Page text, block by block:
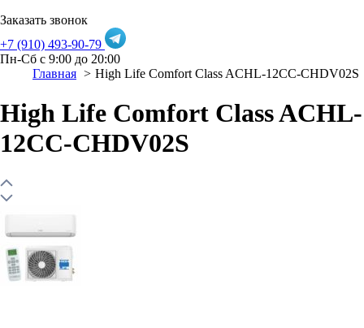
Заказать звонок
+7 (910) 493-90-79
Пн-Сб с 9:00 до 20:00
Главная
High Life Comfort Class ACHL-12CC-CHDV02S
High Life Comfort Class ACHL-
12CC-CHDV02S